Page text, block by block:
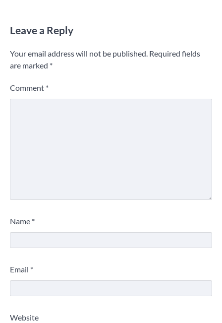
Leave a Reply
Your email address will not be published. Required fields
are marked *
Comment *
Name *
Email *
Website